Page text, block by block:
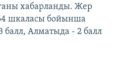
хабарланды. Жер
64 шкаласы бойынша
Алматыда - 2 балл